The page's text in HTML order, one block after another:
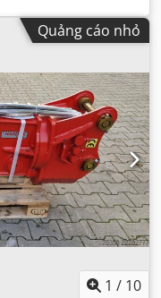
Quảng cáo nhỏ
1 / 10